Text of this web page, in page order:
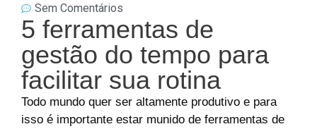
Sem Comentários
5 ferramentas de
gestão do tempo para
facilitar sua rotina
Todo mundo quer ser altamente produtivo e para
isso é importante estar munido de ferramentas de